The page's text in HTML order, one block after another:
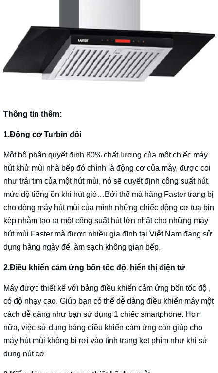
Thông tin thêm:
1.Động cơ Turbin đôi
Một bộ phận quyết định 80% chất lượng của một chiếc máy
hút khử mùi nhà bếp đó chính là động cơ của máy, được coi
như trái tim của một hút mùi, nó sẽ quyết định công suất hút,
mức độ tiếng ồn khi hút gió…Bởi thế mà hãng Faster trang bị
cho dòng máy hút mùi của mình những chiếc động cơ tua bin
kép nhằm tạo ra một công suất hút lớn nhất cho những máy
hút mùi Faster mà được nhiều gia đình tại Việt Nam đang sử
dụng hàng ngày để làm sạch không gian bếp.
2.Điều khiển cảm ứng bốn tốc độ, hiển thị điện tử
Máy được thiết kế với bảng điều khiển cảm ứng bốn tốc độ ,
có độ nhạy cao. Giúp bạn có thể dễ dàng điều khiển máy một
cách dễ dàng như bạn sử dụng 1 chiếc smartphone. Hơn
nữa, việc sử dụng bảng điều khiển cảm ứng còn giúp cho
máy hút mùi không bị rơi vào tình trạng kẹt phím như khi sử
dụng nút cơ